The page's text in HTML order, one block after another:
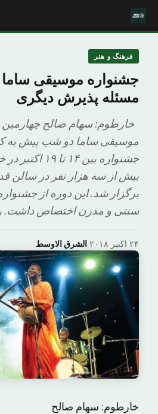
فرهنگ و هنر
جشنواره موسیقی
مسئله پذیرش دیگری
خارطوم: سهام صالح چهارمین
موسیقی ساما دو شب پیش به
جشنواره بین ۱۴
بیش از سه هزار نفر در سالن
برگزار شد. این دوره از
سنتی و مدرن اختصاص داشت.
الشرق الاوسط· ۲۴ اکتبر ۲۰۱۸
خارطوم: سهام صالح